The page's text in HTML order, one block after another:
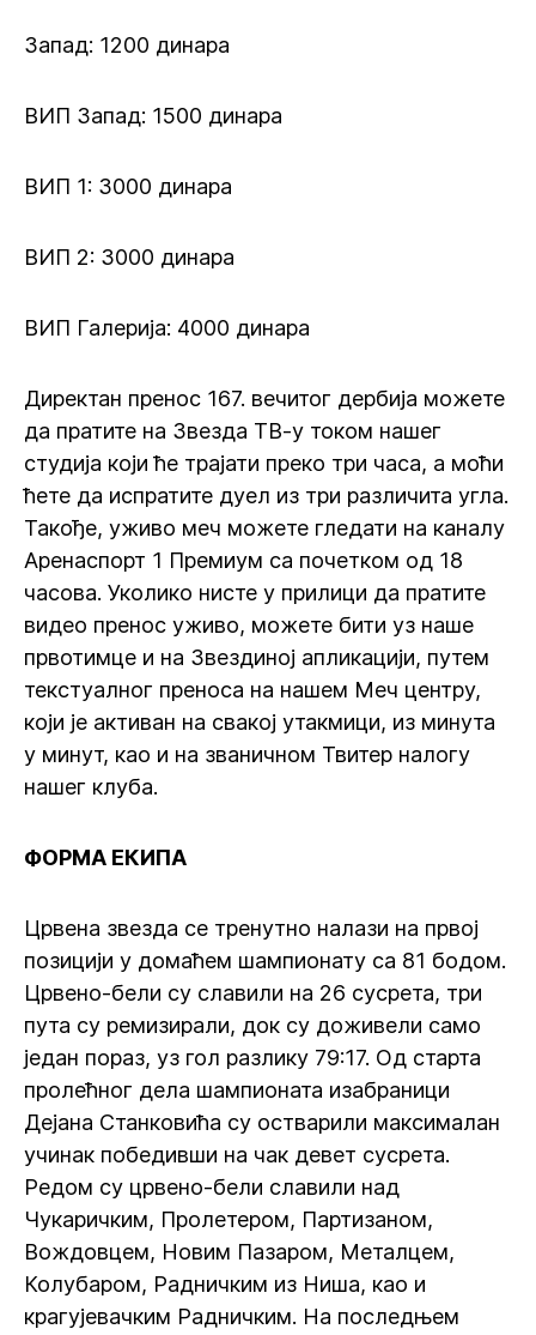
Запад: 1200 динара
ВИП Запад: 1500 динара
ВИП 1: 3000 динара
ВИП 2: 3000 динара
ВИП Галерија: 4000 динара
Директан пренос 167. вечитог дербија можете
да пратите на Звезда ТВ-у током нашег
студија који ће трајати преко три часа, а моћи
ћете да испратите дуел из три различита угла.
Такође, уживо меч можете гледати на каналу
Аренаспорт 1 Премиум са почетком од 18
часова. Уколико нисте у прилици да пратите
видео пренос уживо, можете бити уз наше
првотимце и на Звездиној апликацији, путем
текстуалног преноса на нашем Меч центру,
који је активан на свакој утакмици, из минута
у минут, као и на званичном Твитер налогу
нашег клуба.
ФОРМА ЕКИПА
Црвена звезда се тренутно налази на првој
позицији у домаћем шампионату са 81 бодом.
Црвено-бели су славили на 26 сусрета, три
пута су ремизирали, док су доживели само
један пораз, уз гол разлику 79:17. Од старта
пролећног дела шампионата изабраници
Дејана Станковића су остварили максималан
учинак победивши на чак девет сусрета.
Редом су црвено-бели славили над
Чукаричким, Пролетером, Партизаном,
Вождовцем, Новим Пазаром, Металцем,
Колубаром, Радничким из Ниша, као и
крагујевачким Радничким. На последњем